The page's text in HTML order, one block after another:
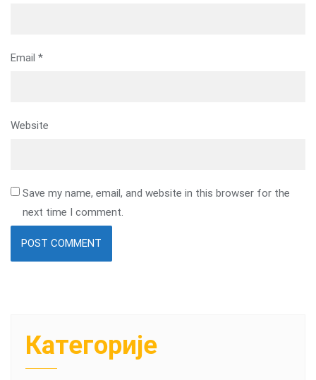
Email *
Website
Save my name, email, and website in this browser for the
next time I comment.
Категорије